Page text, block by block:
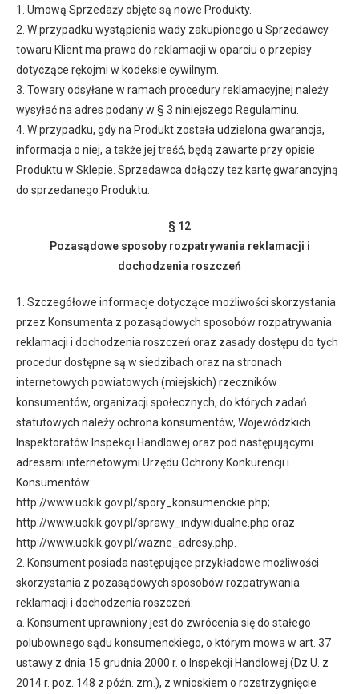
1. Umową Sprzedaży objęte są nowe Produkty.
2. W przypadku wystąpienia wady zakupionego u Sprzedawcy
towaru Klient ma prawo do reklamacji w oparciu o przepisy
dotyczące rękojmi w kodeksie cywilnym.
3. Towary odsyłane w ramach procedury reklamacyjnej należy
wysyłać na adres podany w § 3 niniejszego Regulaminu.
4. W przypadku, gdy na Produkt została udzielona gwarancja,
informacja o niej, a także jej treść, będą zawarte przy opisie
Produktu w Sklepie. Sprzedawca dołączy też kartę gwarancyjną
do sprzedanego Produktu.
§ 12
Pozasądowe sposoby rozpatrywania reklamacji i
dochodzenia roszczeń
1. Szczegółowe informacje dotyczące możliwości skorzystania
przez Konsumenta z pozasądowych sposobów rozpatrywania
reklamacji i dochodzenia roszczeń oraz zasady dostępu do tych
procedur dostępne są w siedzibach oraz na stronach
internetowych powiatowych (miejskich) rzeczników
konsumentów, organizacji społecznych, do których zadań
statutowych należy ochrona konsumentów, Wojewódzkich
Inspektoratów Inspekcji Handlowej oraz pod następującymi
adresami internetowymi Urzędu Ochrony Konkurencji i
Konsumentów:
http://www.uokik.gov.pl/spory_konsumenckie.php;
http://www.uokik.gov.pl/sprawy_indywidualne.php oraz
http://www.uokik.gov.pl/wazne_adresy.php.
2. Konsument posiada następujące przykładowe możliwości
skorzystania z pozasądowych sposobów rozpatrywania
reklamacji i dochodzenia roszczeń:
a. Konsument uprawniony jest do zwrócenia się do stałego
polubownego sądu konsumenckiego, o którym mowa w art. 37
ustawy z dnia 15 grudnia 2000 r. o Inspekcji Handlowej (Dz.U. z
2014 r. poz. 148 z późn. zm.), z wnioskiem o rozstrzygnięcie